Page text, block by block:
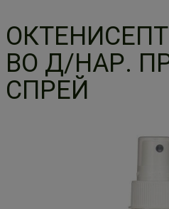
ВО Д/НАР.
СПРЕЙ